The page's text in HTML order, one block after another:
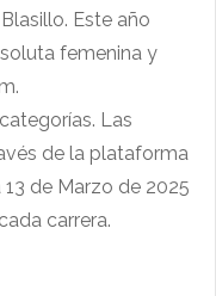
Este año
femenina y
Las
de la plataforma
13 de Marzo de 2025
carrera.